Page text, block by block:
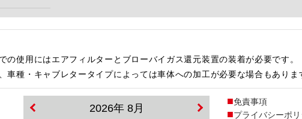
使用にはエアフィルターとブローバイガス還元装置の装着が必要です。
車種・キャブレタータイプによっては車体への加工が必要な場合もあり
2026年 8月
免責事項
プライバシーポ